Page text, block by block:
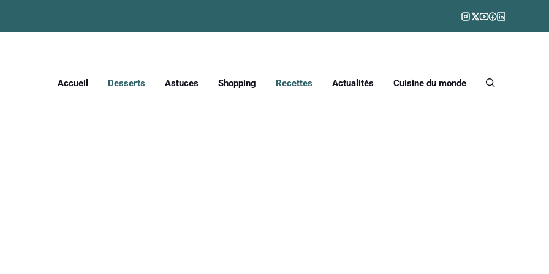
Accueil Desserts Astuces Shopping Recettes Actualités Cuisine du monde